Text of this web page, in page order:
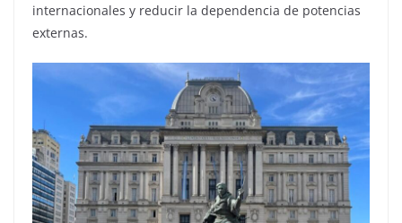
internacionales y reducir la dependencia de potencias
externas.